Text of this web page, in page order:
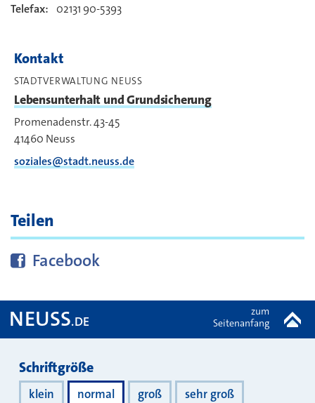
Telefax:
02131 90-5393
Kontakt
STADTVERWALTUNG NEUSS
Lebensunterhalt und Grundsicherung
Promenadenstr. 43-45
41460 Neuss
soziales@stadt.neuss.de
Teilen
Diese Seite bei
Facebook
NEUSS.DE
zum
Seitenanfang
Darstellung
Schriftgröße
klein normal groß sehr groß